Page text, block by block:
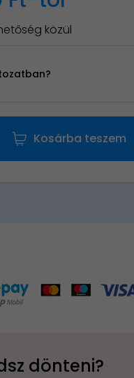
közül
Kosárba teszem
dönteni?